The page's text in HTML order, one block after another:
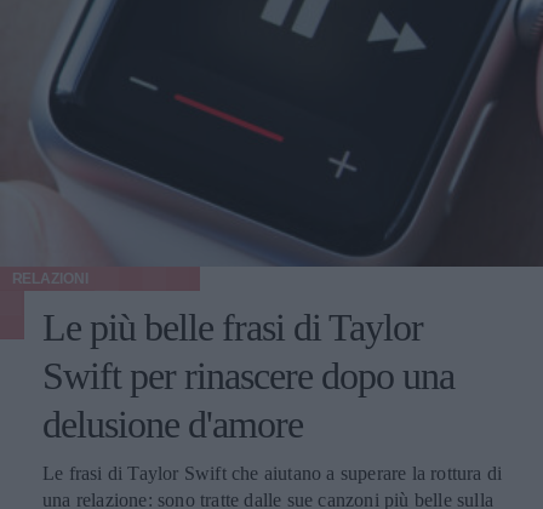
RELAZIONI
Le più belle frasi di Taylor
Swift per rinascere dopo una
delusione d'amore
Le frasi di Taylor Swift che aiutano a superare la rottura di
una relazione: sono tratte dalle sue canzoni più belle sulla